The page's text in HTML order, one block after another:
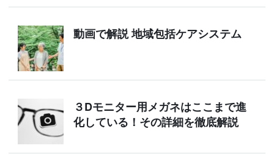
動画で解説 地域包括ケアシステム
３Dモニター用メガネはここまで進
化している！その詳細を徹底解説